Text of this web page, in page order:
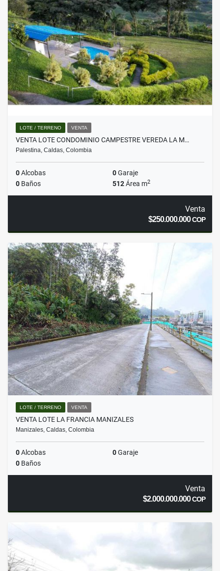
LOTE / TERRENO VENTA
VENTA LOTE CONDOMINIO CAMPESTRE VEREDA LA M…
Palestina, Caldas, Colombia
0Alcobas 0Garaje
0 Baños 512Área m2
Venta
$250.000.000COP
LOTE / TERRENO VENTA
VENTA LOTE LA FRANCIA MANIZALES
Manizales, Caldas, Colombia
0Alcobas 0Garaje
0 Baños
Venta
$2.000.000.000COP